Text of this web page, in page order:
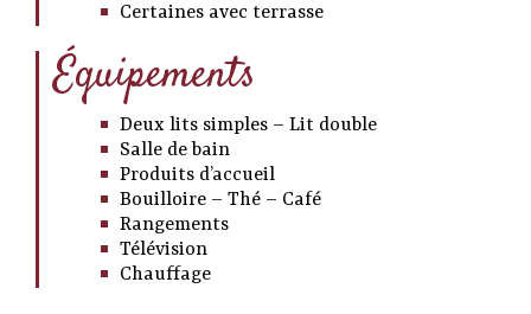
Certaines avec terrasse
Équipements
Deux lits simples – Lit double
Salle de bain
Produits d’accueil
Bouilloire – Thé – Café
Rangements
Télévision
Chauffage